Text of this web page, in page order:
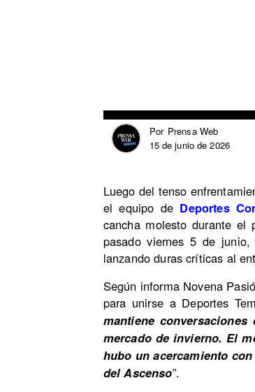
Prensa Web
Por
15 de junio de 2026
Luego del tenso
el equipo de Deportes
cancha molesto durante
pasado viernes 5 de
lanzando duras críticas al
Según informa Novena
para unirse a Deportes
mantiene
mercado de invierno. El
hubo un acercamiento
del Ascenso”.